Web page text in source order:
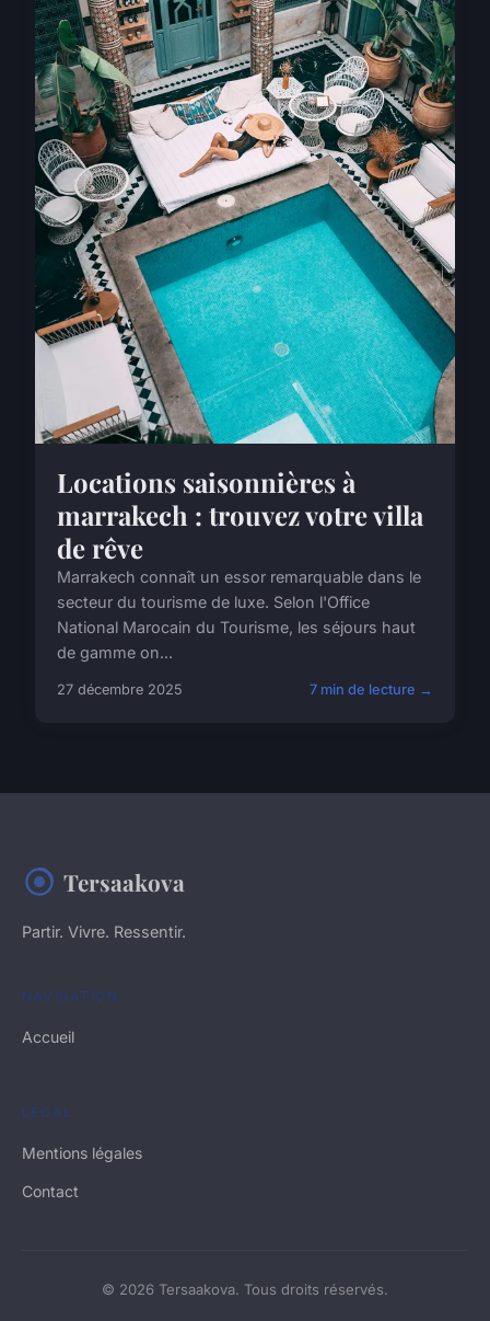
Locations saisonnières à
marrakech : trouvez votre villa
de rêve
Marrakech connaît un essor remarquable dans le
secteur du tourisme de luxe. Selon l'Office
National Marocain du Tourisme, les séjours haut
de gamme on...
27 décembre 2025 7 min de lecture →
Tersaakova
Partir. Vivre. Ressentir.
NAVIGATION
Accueil
LÉGAL
Mentions légales
Contact
© 2026 Tersaakova. Tous droits réservés.